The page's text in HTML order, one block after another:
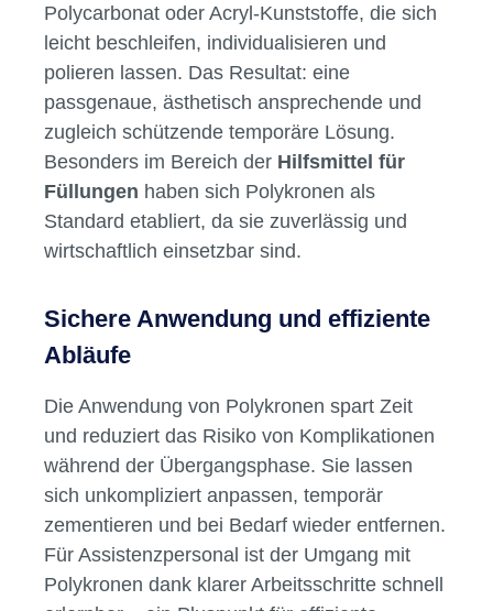
Polycarbonat oder Acryl-Kunststoffe, die sich
leicht beschleifen, individualisieren und
polieren lassen. Das Resultat: eine
passgenaue, ästhetisch ansprechende und
zugleich schützende temporäre Lösung.
Besonders im Bereich der Hilfsmittel für
Füllungen haben sich Polykronen als
Standard etabliert, da sie zuverlässig und
wirtschaftlich einsetzbar sind.
Sichere Anwendung und effiziente
Abläufe
Die Anwendung von Polykronen spart Zeit
und reduziert das Risiko von Komplikationen
während der Übergangsphase. Sie lassen
sich unkompliziert anpassen, temporär
zementieren und bei Bedarf wieder entfernen.
Für Assistenzpersonal ist der Umgang mit
Polykronen dank klarer Arbeitsschritte schnell